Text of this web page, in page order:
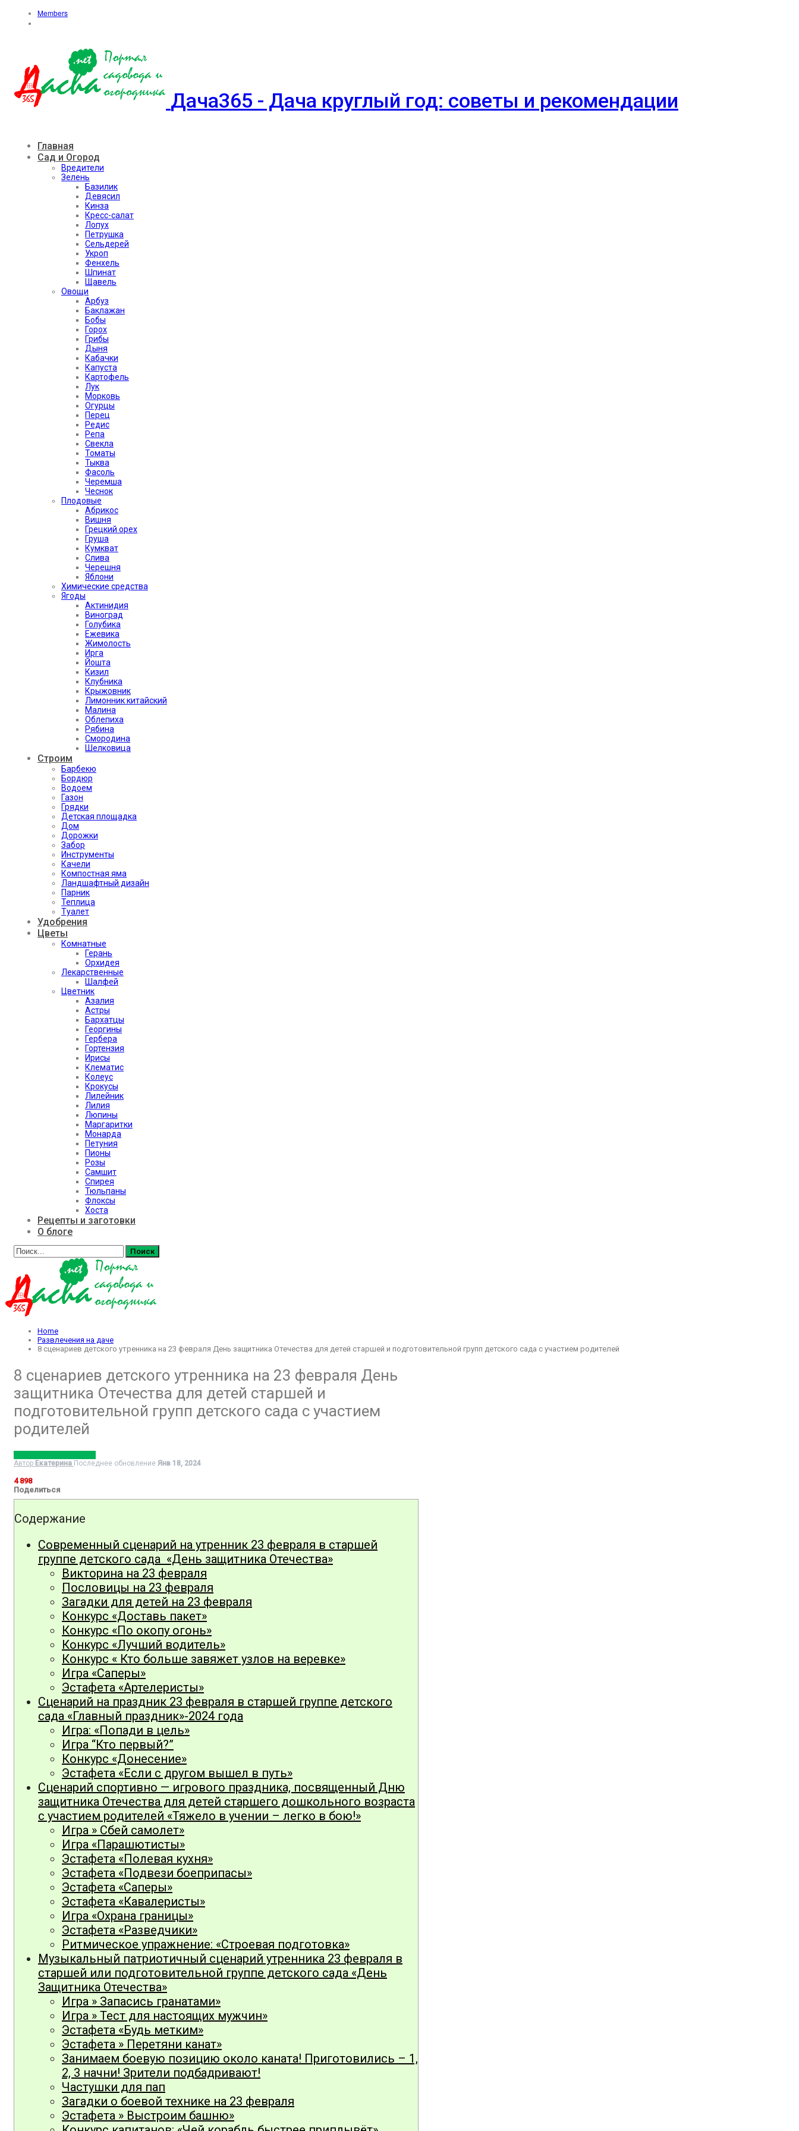
Members
Дача365 - Дача круглый год: советы и рекомендации
Главная
Сад и Огород
Вредители
Зелень
Базилик
Девясил
Кинза
Кресс-салат
Лопух
Петрушка
Сельдерей
Укроп
Фенхель
Шпинат
Щавель
Овощи
Арбуз
Баклажан
Бобы
Горох
Грибы
Дыня
Кабачки
Капуста
Картофель
Лук
Морковь
Огурцы
Перец
Редис
Репа
Свекла
Томаты
Тыква
Фасоль
Черемша
Чеснок
Плодовые
Абрикос
Вишня
Грецкий орех
Груша
Кумкват
Слива
Черешня
Яблони
Химические средства
Ягоды
Актинидия
Виноград
Голубика
Ежевика
Жимолость
Ирга
Йошта
Кизил
Клубника
Крыжовник
Лимонник китайский
Малина
Облепиха
Рябина
Смородина
Шелковица
Строим
Барбекю
Бордюр
Водоем
Газон
Грядки
Детская площадка
Дом
Дорожки
Забор
Инструменты
Качели
Компостная яма
Ландшафтный дизайн
Парник
Теплица
Туалет
Удобрения
Цветы
Комнатные
Герань
Орхидея
Лекарственные
Шалфей
Цветник
Азалия
Астры
Бархатцы
Георгины
Гербера
Гортензия
Ирисы
Клематис
Колеус
Крокусы
Лилейник
Лилия
Люпины
Маргаритки
Монарда
Петуния
Пионы
Розы
Самшит
Спирея
Тюльпаны
Флоксы
Хоста
Рецепты и заготовки
О блоге
Home
Развлечения на даче
8 сценариев детского утренника на 23 февраля День защитника Отечества для детей старшей и подготовительной групп детского сада с участием родителей
8 сценариев детского утренника на 23 февраля День
защитника Отечества для детей старшей и
подготовительной групп детского сада с участием
родителей
Автор Екатерина Последнее обновление Янв 18, 2024
4 898
Поделиться
Содержание
Современный сценарий на утренник 23 февраля в старшей
группе детского сада «День защитника Отечества»
Викторина на 23 февраля
Пословицы на 23 февраля
Загадки для детей на 23 февраля
Конкурс «Доставь пакет»
Конкурс «По окопу огонь»
Конкурс «Лучший водитель»
Конкурс « Кто больше завяжет узлов на веревке»
Игра «Саперы»
Эстафета «Артелеристы»
Сценарий на праздник 23 февраля в старшей группе детского
сада «Главный праздник»-2024 года
Игра: «Попади в цель»
Игра “Кто первый?”
Конкурс «Донесение»
Эстафета «Если с другом вышел в путь»
Сценарий спортивно — игрового праздника, посвященный Дню
защитника Отечества для детей старшего дошкольного возраста
с участием родителей «Тяжело в учении – легко в бою!»
Игра » Сбей самолет»
Игра «Парашютисты»
Эстафета «Полевая кухня»
Эстафета «Подвези боеприпасы»
Эстафета «Саперы»
Эстафета «Кавалеристы»
Игра «Охрана границы»
Эстафета «Разведчики»
Ритмическое упражнение: «Строевая подготовка»
Музыкальный патриотичный сценарий утренника 23 февраля в
старшей или подготовительной группе детского сада «День
Защитника Отечества»
Игра » Запасись гранатами»
Игра » Тест для настоящих мужчин»
Эстафета «Будь метким»
Эстафета » Перетяни канат»
Занимаем боевую позицию около каната! Приготовились – 1,
2, 3 начни! Зрители подбадривают!
Частушки для пап
Загадки о боевой технике на 23 февраля
Эстафета » Выстроим башню»